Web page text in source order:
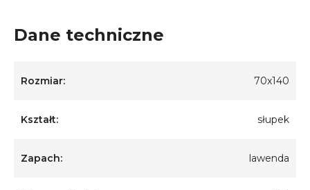
Dane techniczne
Rozmiar: 70x140
Kształt: słupek
Zapach: lawenda